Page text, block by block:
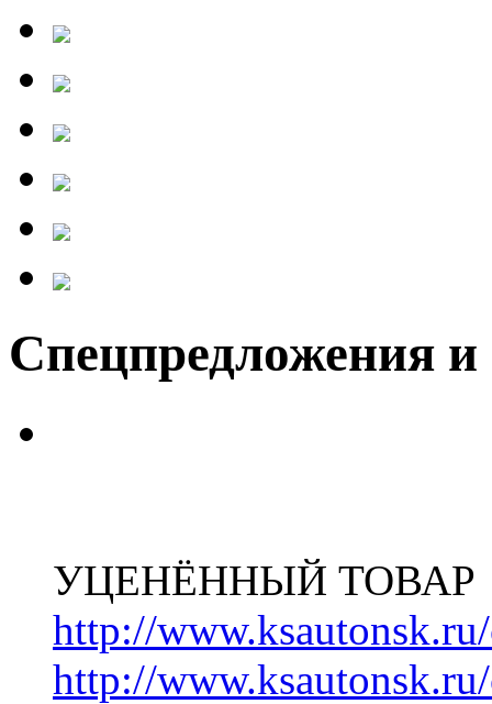
Спецпредложения
УЦЕНЁННЫЙ ТОВАР
http://
http://